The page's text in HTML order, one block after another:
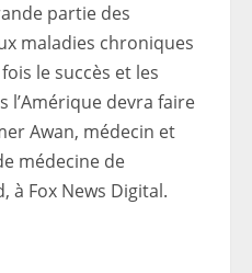
partie des
maladies chroniques
le succès et les
l’Amérique devra faire
Awan, médecin et
médecine de
à Fox News Digital.